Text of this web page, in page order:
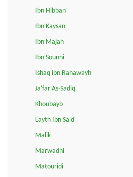
Ibn Hibban
Ibn Kaysan
Ibn Majah
Ibn Sounni
Ishaq ibn Rahawayh
Ja'far As-Sadiq
Khoubayb
Layth Ibn Sa'd
Malik
Marwadhi
Matouridi